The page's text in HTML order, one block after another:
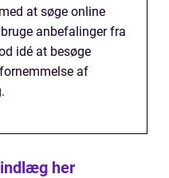
at søge online
anbefalinger fra
idé at besøge
af
her